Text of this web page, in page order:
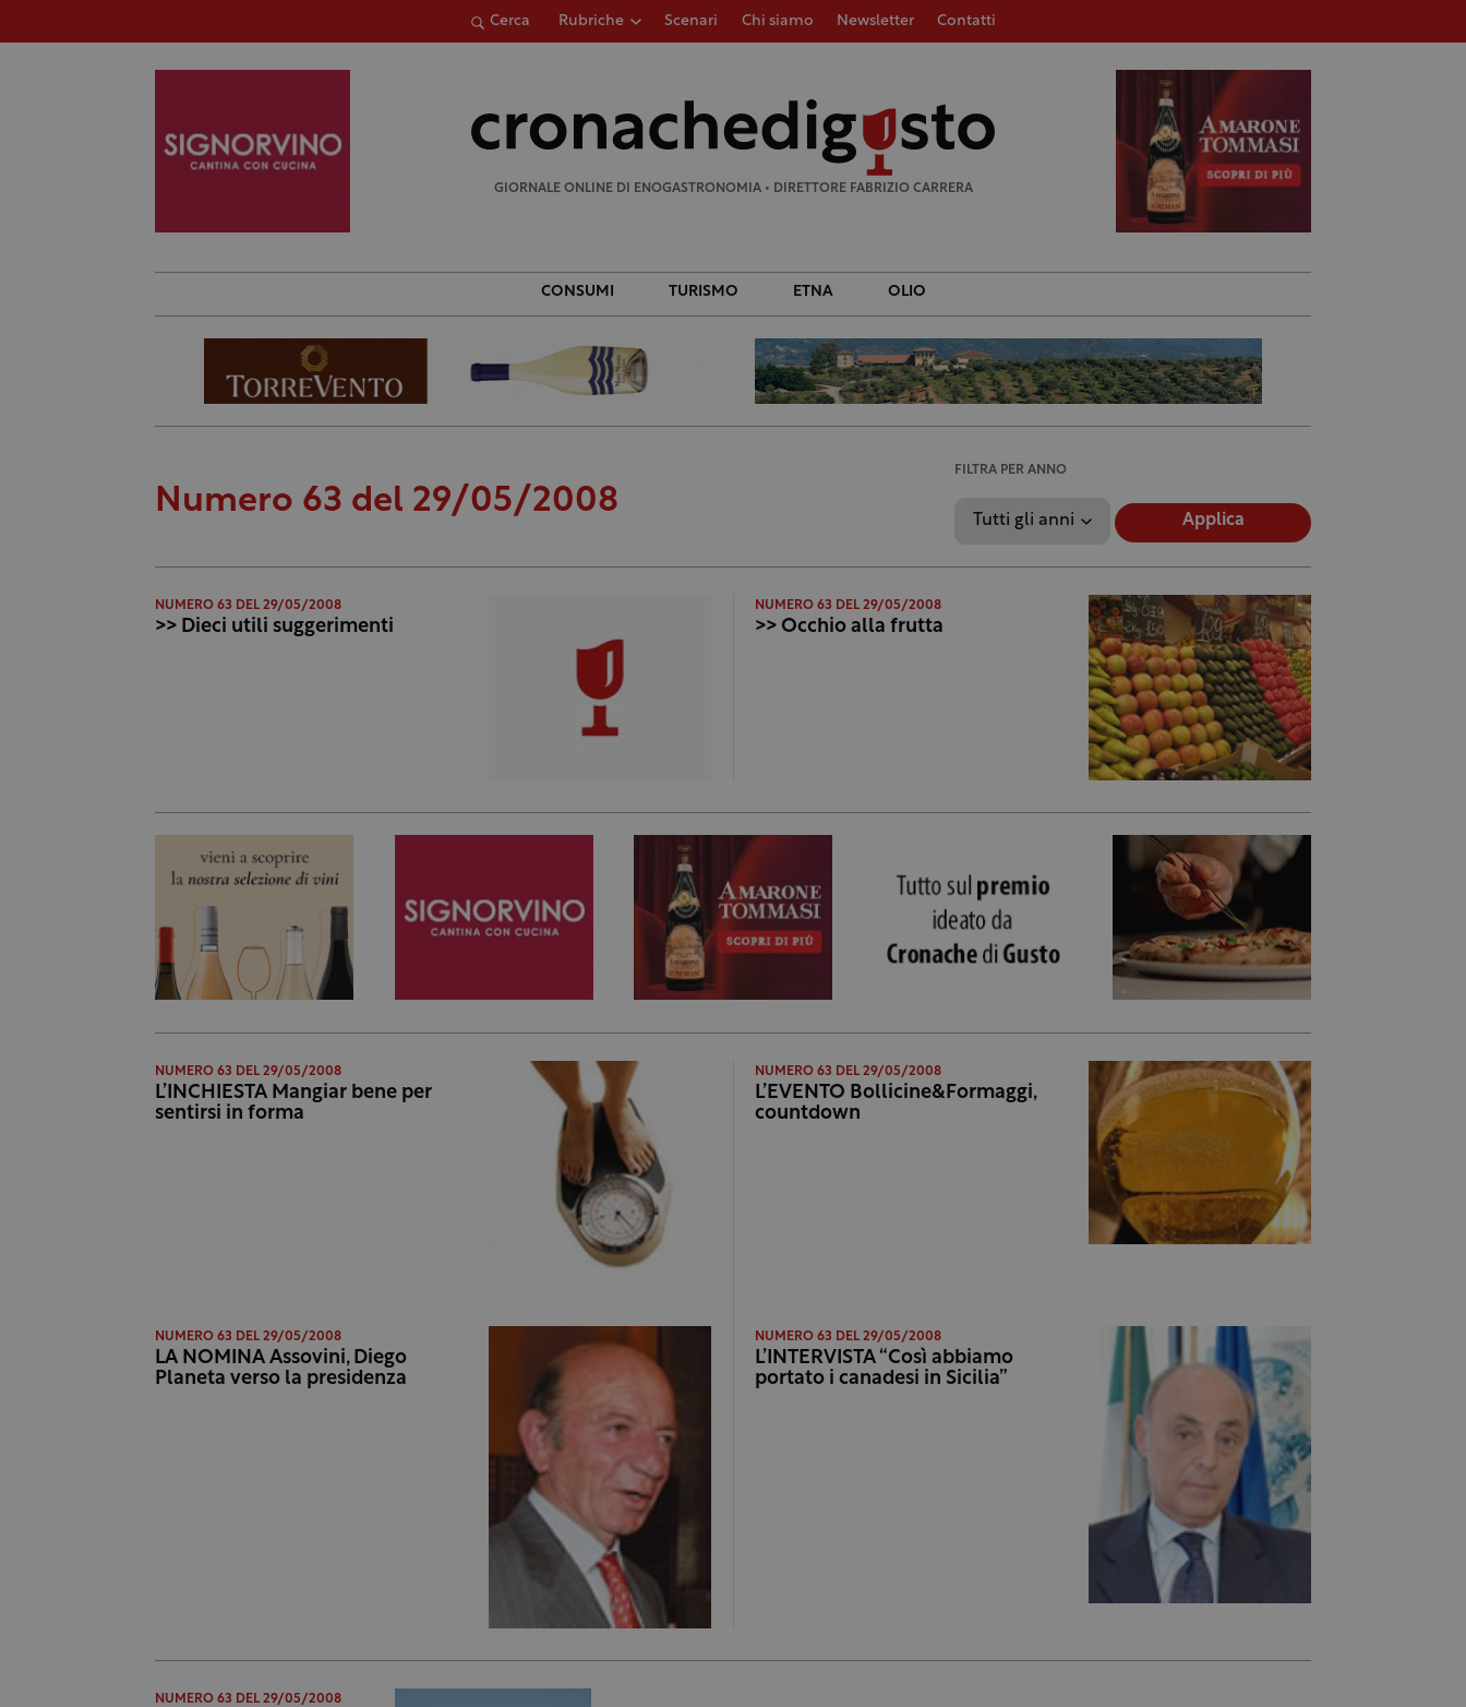
Cerca Rubriche Scenari Chi siamo Newsletter Contatti
GIORNALE ONLINE DI ENOGASTRONOMIA • DIRETTORE FABRIZIO CARRERA
CONSUMI TURISMO ETNA OLIO
Numero 63 del 29/05/2008
FILTRA PER ANNO
Applica
NUMERO 63 DEL 29/05/2008
>> Dieci utili suggerimenti
NUMERO 63 DEL 29/05/2008
>> Occhio alla frutta
NUMERO 63 DEL 29/05/2008
L’INCHIESTA Mangiar bene per
sentirsi in forma
NUMERO 63 DEL 29/05/2008
L’EVENTO Bollicine&Formaggi,
countdown
NUMERO 63 DEL 29/05/2008
LA NOMINA Assovini, Diego
Planeta verso la presidenza
NUMERO 63 DEL 29/05/2008
L’INTERVISTA “Così abbiamo
portato i canadesi in Sicilia”
NUMERO 63 DEL 29/05/2008